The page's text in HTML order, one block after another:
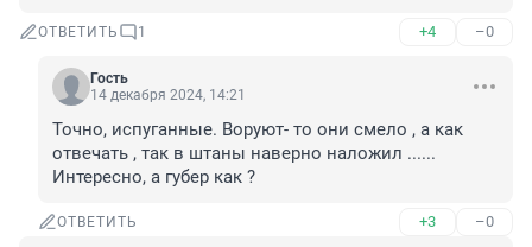
ОТВЕТИТЬ 1 +4 –0
Гость
14 декабря 2024, 14:21
Точно, испуганные. Воруют- то они смело , а как
отвечать , так в штаны наверно наложил ......
Интересно, а губер как ?
ОТВЕТИТЬ +3 –0